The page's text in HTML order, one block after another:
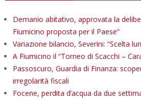
Demanio abitativo, approvata la
Fiumicino proposta per il Paese”
Variazione bilancio, Severini: “Scelta
A Fiumicino il “Torneo di Scacchi –
Passoscuro, Guardia di Finanza:
irregolarità fiscali
Focene, perdita d’acqua da due